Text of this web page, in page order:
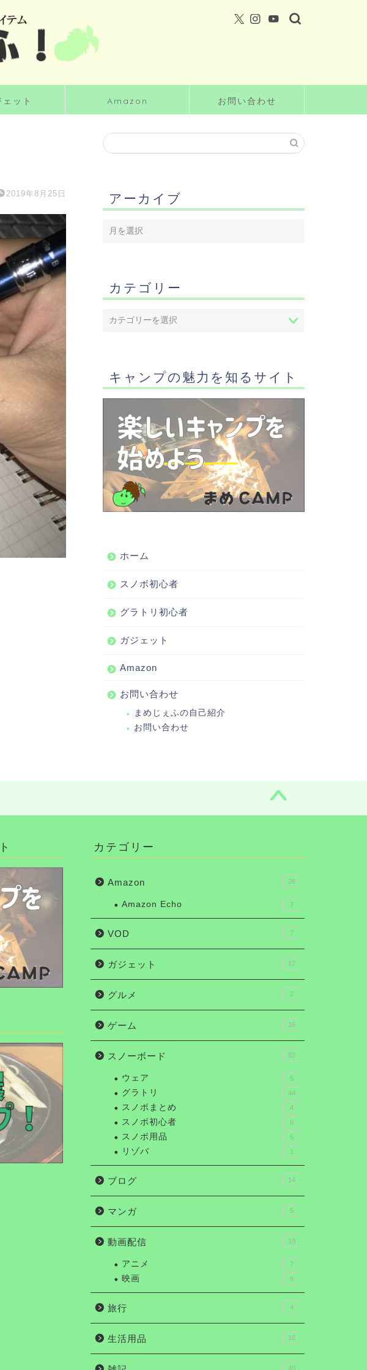
ェット Amazon お問い合わせ
2019年8月25日 アーカイブ
カテゴリー
キャンプの魅力を知るサイト
ホーム
スノボ初心者
グラトリ初心者
ガジェット
Amazon
お問い合わせ
まめじぇふの自己紹介
お問い合わせ
カテゴリー
Amazon 26
Amazon Echo 7
VOD 7
ガジェット 17
グルメ 2
ゲーム 16
スノーボード 82
ウェア 5
グラトリ 44
スノボまとめ 4
スノボ初心者 6
スノボ用品 5
リゾバ 1
ブログ 14
マンガ 5
動画配信 18
アニメ 7
映画 8
旅行 4
生活用品 18
40